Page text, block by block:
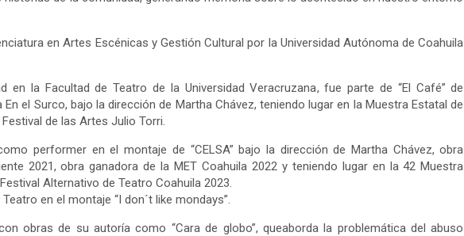
en Artes Escénicas y Gestión Cultural por la Universidad Autónoma de Coahuila
en la Facultad de Teatro de la Universidad Veracruzana, fue parte de “El Café” de
En el Surco, bajo la dirección de Martha Chávez, teniendo lugar en la Muestra Estatal de
Festival de las Artes Julio Torri.
performer en el montaje de “CELSA” bajo la dirección de Martha Chávez, obra
2021, obra ganadora de laMET Coahuila 2022y teniendo lugar en la42 Muestra
Alternativo de Teatro Coahuila 2023.
Teatro en el montaje “I don´t like mondays”.
obras de su autoría como “Cara de globo”, queaborda la problemática del abuso